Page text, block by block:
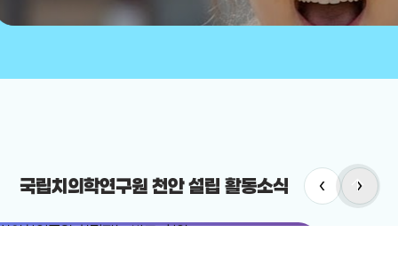
국립치의학연구원 천안 설립 활동소식 ‹ ›
arrow_upward